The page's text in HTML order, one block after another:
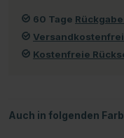
60 Tage
Kostenfreie
Auch in folgenden